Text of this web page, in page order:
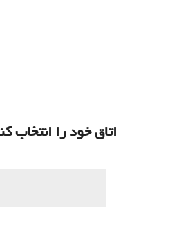
اتاق خود را انتخاب